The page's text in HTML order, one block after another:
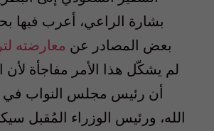
بشارة الراعي، أعرب فيها
بعض المصادر عن معارضته
لم يشكّل هذا الأمر مفاجأة
أن رئيس مجلس النواب
الله، ورئيس الوزراء المُقبل